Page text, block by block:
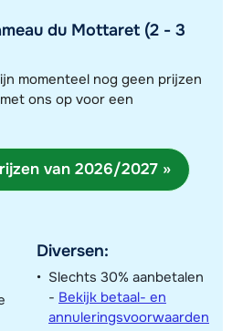
de ligging van onze accommodaties. De
du Mottaret (2 - 3
momenteel nog geen prijzen
met ons op voor een
van 2026/2027 »
Diversen:
Slechts 30% aanbetalen
- Bekijk betaal- en
annuleringsvoorwaarden